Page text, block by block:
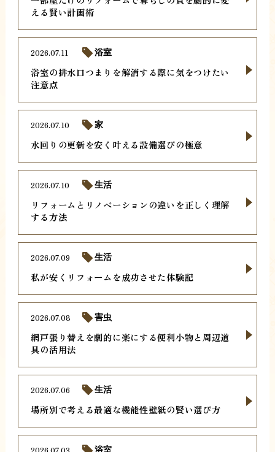
える賢い計画術
浴室の排水口つまりを解消する際に気をつけたい
注意点
2026.07.11 浴室
水回りの更新を安く叶える設備選びの極意
2026.07.10 家
リフォームとリノベーションの違いを正しく理解
する方法
2026.07.10 生活
私が安くリフォームを成功させた体験記
2026.07.09 生活
網戸張り替えを劇的に楽にする便利小物と周辺道
具の活用法
2026.07.08 害虫
場所別で考える最適な機能性壁紙の賢い選び方
2026.07.06 生活
浴室